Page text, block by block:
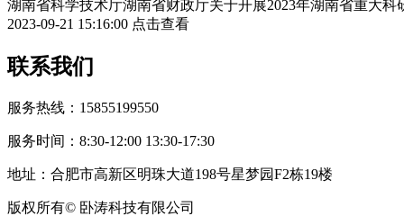
湖南省科学技术厅湖南省财政厅关于开展2023年湖南省重大
2023-09-21 15:16:00 点击查看
联系我们
服务热线：15855199550
服务时间：8:30-12:00 13:30-17:30
地址：合肥市高新区明珠大道198号星梦园F2栋19楼
版权所有© 卧涛科技有限公司